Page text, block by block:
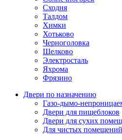
Сходня
Талдом
Химки
Хотьково
Черноголовка
Щелково
Электросталь
Яхрома
Фрязино
Двери по назначению
Газо-дымо-
Двери для пищеблоков
Двери для сухих
Для чистых помещений